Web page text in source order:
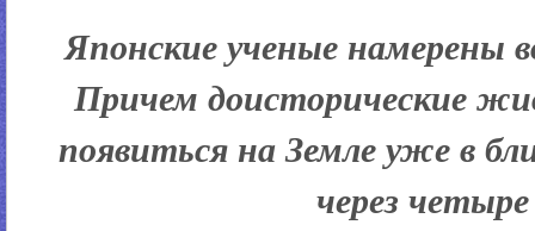
Японские ученые намерены
Причем доисторические
появиться на Земле уже в
через